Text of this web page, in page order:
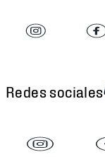
Redes sociales